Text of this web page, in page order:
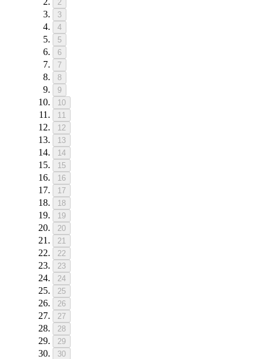
2
3
4
5
6
7
8
9
10
11
12
13
14
15
16
17
18
19
20
21
22
23
24
25
26
27
28
29
30